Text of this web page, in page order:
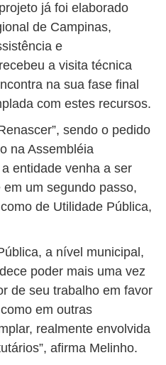
já foi elaborado
de Campinas,
e
a visita técnica
na sua fase final
com estes recursos.
sendo o pedido
na Assembléia
entidade venha a ser
um segundo passo,
de Utilidade Pública,
a nível municipal,
poder mais uma vez
de seu trabalho em favor
em outras
realmente envolvida
afirma Melinho.